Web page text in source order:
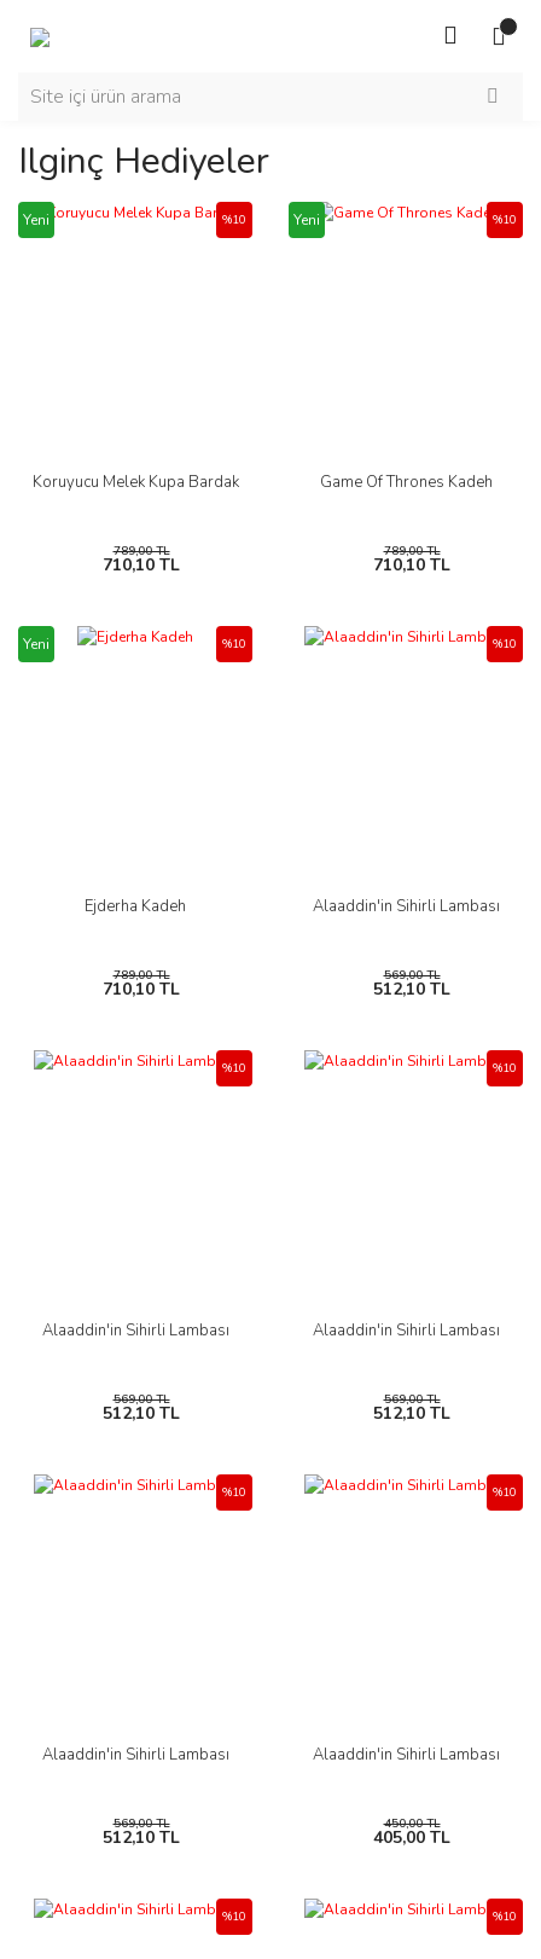
Ilginç Hediyeler
Yeni
Koruyucu Melek Kupa Bardak
%10
789,00 TL
710,10 TL
Yeni
Game Of Thrones Kadeh
%10
789,00 TL
710,10 TL
Yeni
Ejderha Kadeh
%10
789,00 TL
710,10 TL
Alaaddin'in Sihirli Lambası
%10
569,00 TL
512,10 TL
Alaaddin'in Sihirli Lambası
%10
569,00 TL
512,10 TL
Alaaddin'in Sihirli Lambası
%10
569,00 TL
512,10 TL
Alaaddin'in Sihirli Lambası
%10
569,00 TL
512,10 TL
Alaaddin'in Sihirli Lambası
%10
450,00 TL
405,00 TL
%10 %10